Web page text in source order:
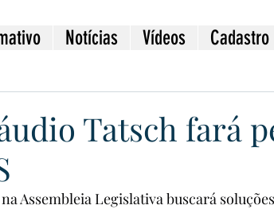
Notícias Vídeos Cadastro
Tatsch fará
Assembleia Legislativa buscará